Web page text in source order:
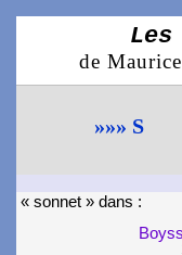
de
»»» S
« sonnet » dans :